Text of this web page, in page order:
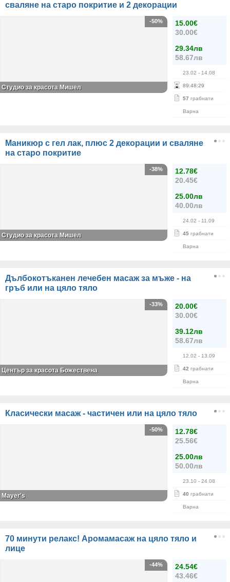
сваляне на старо покритие и 2 декорации
15.00€
30.00€
29.34лв
58.67лв
23.02 - 14.08
89:48:29
57 грабнати
Варна
-50%
Студио за красота Мишел
Маникюр с гел лак, плюс 2 декорации и сваляне
на старо покритие
12.78€
20.45€
25.00лв
40.00лв
24.02 - 11.09
45 грабнати
Варна
-38%
Студио за красота Мишел
Дълбокотъканен лечебен масаж за мъже - на
гръб или на цяло тяло
20.00€
30.00€
39.12лв
58.67лв
12.02 - 13.09
42 грабнати
Варна
-33%
Център за красота Божествена
Класически масаж - частичен или на цяло тяло
12.78€
25.56€
25.00лв
50.00лв
23.10 - 24.08
40 грабнати
Варна
-50%
Mayer's
70 минути релакс! Аромамасаж на цяло тяло и
лице
24.54€
43.46€
-44%